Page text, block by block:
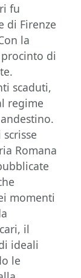
fu
di Firenze
la
di
scaduti,
regime
Romana
momenti
il
ideali
le